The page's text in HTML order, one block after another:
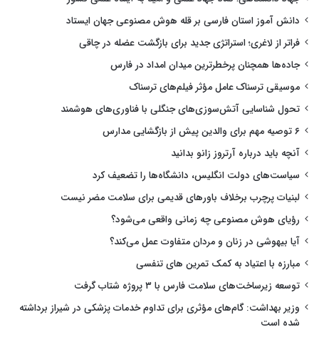
دانش آموز استان فارسی بر قله هوش مصنوعی جهان ایستاد
فراتر از لاغری؛ استراتژی جدید برای بازگشت عضله در چاقی
جاده‌ها همچنان پرخطرترین میدان امداد در فارس
موسیقی ترسناک عامل مؤثر فیلم‌های ترسناک
تحول شناسایی آتش‌سوزی‌های جنگلی با فناوری‌های هوشمند
۶ توصیه مهم برای والدین پیش از بازگشایی مدارس
آنچه باید درباره آرتروز زانو بدانید
سیاست‌های دولت انگلیس، دانشگاه‌ها را تضعیف کرد
لبنیات پرچرب برخلاف باورهای قدیمی برای سلامت مضر نیست
رؤیای هوش مصنوعی چه زمانی واقعی می‌شود؟
آیا بیهوشی در زنان و مردان متفاوت عمل می‌کند؟
مبارزه با اعتیاد به کمک تمرین های تنفسی
توسعه زیرساخت‌های سلامت فارس با ۳ پروژه شتاب گرفت
وزیر بهداشت: گام‌های مؤثری برای تداوم خدمات پزشکی در شیراز برداشته
شده است